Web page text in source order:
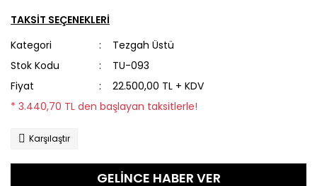
TAKSİT SEÇENEKLERİ
Kategori
Tezgah Üstü
Stok Kodu
TU-093
Fiyat
22.500,00 TL + KDV
* 3.440,70 TL den başlayan taksitlerle!
Karşılaştır
GELİNCE HABER VER